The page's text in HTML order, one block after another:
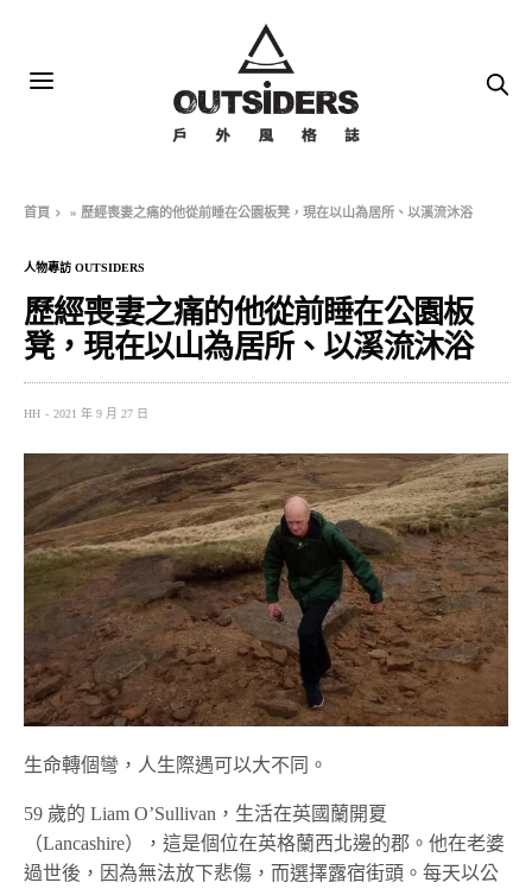
首頁 » 歷經喪妻之痛的他從前睡在公園板凳，現在以山為居所、以溪流沐浴
人物專訪 OUTSIDERS
歷經喪妻之痛的他從前睡在公園板
凳，現在以山為居所、以溪流沐浴
HH 2021 年 9 月 27 日
生命轉個彎，人生際遇可以大不同。
59 歲的 Liam O’Sullivan，生活在英國蘭開夏
（Lancashire），這是個位在英格蘭西北邊的郡。他在老婆
過世後，因為無法放下悲傷，而選擇露宿街頭。每天以公